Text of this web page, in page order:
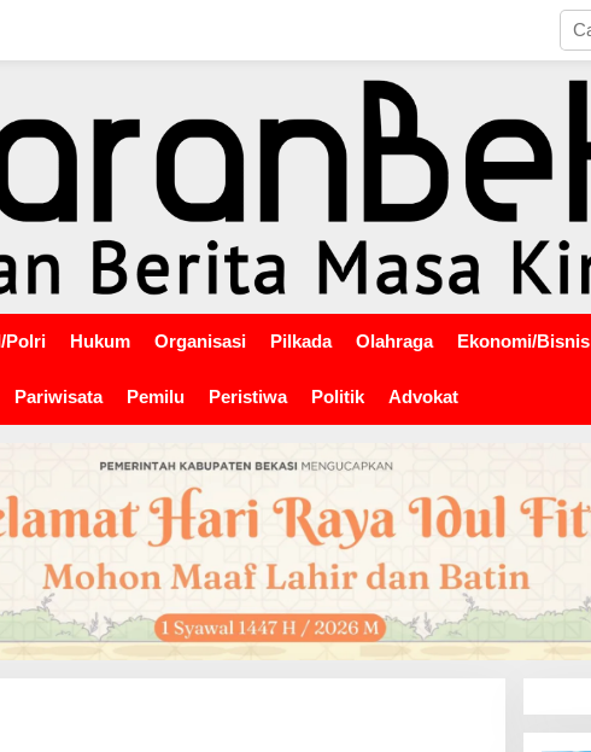
Polri Hukum Organisasi Pilkada Olahraga Ekonomi/Bisnis
Pariwisata Pemilu Peristiwa Politik Advokat